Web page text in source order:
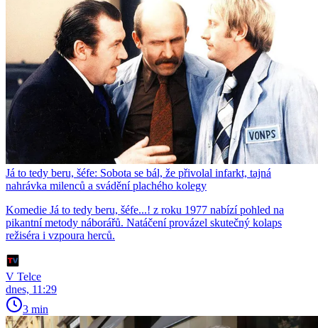
Já to tedy beru, šéfe: Sobota se bál, že přivolal infarkt, tajná
nahrávka milenců a svádění plachého kolegy
Komedie Já to tedy beru, šéfe...! z roku 1977 nabízí pohled na
pikantní metody náborářů. Natáčení provázel skutečný kolaps
režiséra i vzpoura herců.
V Telce
dnes, 11:29
3 min